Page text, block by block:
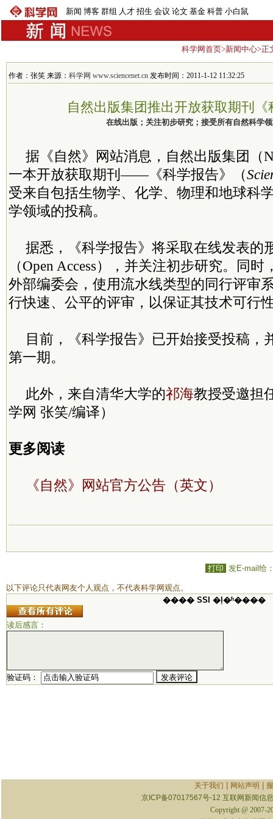
新闻 博客 群组 人才 招生 会议 论文 基金 科普 小白鼠
科学网首页>新闻中心>正
作者：张笑 来源： 科学网 www.sciencenet.cn 发布时间：2011-1-12 11:32:25
自然出版集团推出开放获取期刊《
在线出版；关注初步研究；接受所有自然科学
据《自然》网站消息，自然出版集团（
一本开放获取期刊——《科学报告》（
受来自包括生物学、化学、物理和地球科
学领域的投稿。
据悉，《科学报告》将采取在线发表的
（Open Access），并关注初步研究。同
外部编委会，使用流水线类型的同行评审
行快速、公平的评审，以保证其技术可行
目前，《科学报告》已开始接受投稿，
第一期。
此外，来自清华大学的祁海教授受邀担
学网 张笑/编译）
更多阅读
《自然》网站官方公告（英文）
打印 发E-mail给
以下评论只代表网友个人观点，不代表科学网观点。
���� SSI �ļ�ʱ����
读后感言：
验证码：
关于我们 网站声明
京ICP备07017567号-12 互联网新闻信
Copyright @ 2007-